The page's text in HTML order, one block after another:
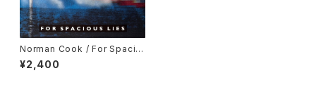
Norman Cook / For Spacio
us Lies
¥2,400